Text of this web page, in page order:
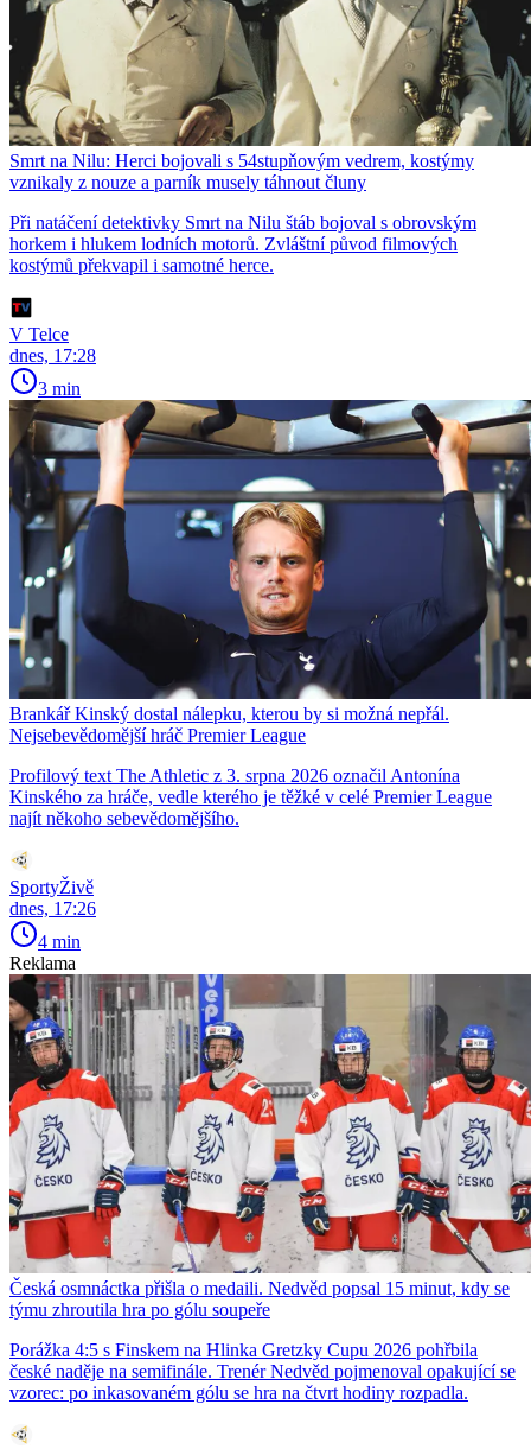
Smrt na Nilu: Herci bojovali s 54stupňovým vedrem, kostýmy
vznikaly z nouze a parník musely táhnout čluny
Při natáčení detektivky Smrt na Nilu štáb bojoval s obrovským
horkem i hlukem lodních motorů. Zvláštní původ filmových
kostýmů překvapil i samotné herce.
V Telce
dnes, 17:28
3 min
Brankář Kinský dostal nálepku, kterou by si možná nepřál.
Nejsebevědomější hráč Premier League
Profilový text The Athletic z 3. srpna 2026 označil Antonína
Kinského za hráče, vedle kterého je těžké v celé Premier League
najít někoho sebevědomějšího.
SportyŽivě
dnes, 17:26
4 min
Reklama
Česká osmnáctka přišla o medaili. Nedvěd popsal 15 minut, kdy se
týmu zhroutila hra po gólu soupeře
Porážka 4:5 s Finskem na Hlinka Gretzky Cupu 2026 pohřbila
české naděje na semifinále. Trenér Nedvěd pojmenoval opakující se
vzorec: po inkasovaném gólu se hra na čtvrt hodiny rozpadla.